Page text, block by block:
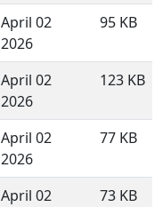
April 02
2026
95 KB
April 02
2026
123 KB
April 02
2026
77 KB
April 02
73 KB